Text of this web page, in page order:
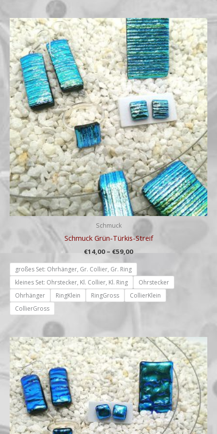
Schmuck
Schmuck Grün-Türkis-Streif
€14,00 – €59,00
Preisspanne:
€14,00
bis
€59,00
großes Set: Ohrhänger, Gr. Collier, Gr. Ring
kleines Set: Ohrstecker, Kl. Collier, Kl. Ring
Ohrstecker
Ohrhänger
RingKlein RingGross
CollierKlein
CollierGross